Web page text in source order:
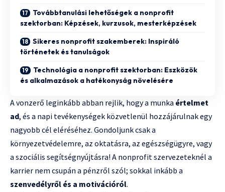
Továbbtanulási lehetőségek a nonprofit
szektorban: Képzések, kurzusok, mesterképzések
Sikeres nonprofit szakemberek: Inspiráló
történetek és tanulságok
Technológia a nonprofit szektorban: Eszközök
és alkalmazások a hatékonyság növelésére
A vonzerő leginkább abban rejlik, hogy a munka értelmet
ad, és a napi tevékenységek közvetlenül hozzájárulnak egy
nagyobb cél eléréséhez. Gondoljunk csak a
környezetvédelemre, az oktatásra, az egészségügyre, vagy
a szociális segítségnyújtásra! A nonprofit szervezeteknél a
karrier nem csupán a pénzről szól; sokkal inkább a
szenvedélyről és a motivációról.